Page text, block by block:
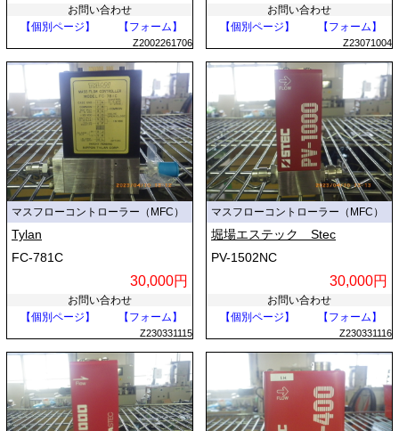
お問い合わせ
【個別ページ】
【フォーム】
Z2002261706
お問い合わせ
【個別ページ】
【フォーム】
Z23071004
マスフローコントローラー（MFC）
Tylan
FC-781C
30,000円
お問い合わせ
【個別ページ】
【フォーム】
Z230331115
マスフローコントローラー（MFC）
堀場エステック Stec
PV-1502NC
30,000円
お問い合わせ
【個別ページ】
【フォーム】
Z230331116